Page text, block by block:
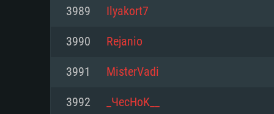
Mínimo
Mínimo
mais recente
Mínimo
do Linux de 64bit
3989 Ilyakort7
3990 Rejanio
3991 MisterVadi
3992 _ЧecHoK__